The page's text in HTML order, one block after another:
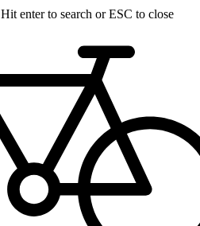
Hit enter to search or ESC to close